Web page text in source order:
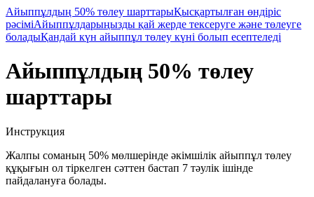
Айыппұлдың 50% төлеу шарттарыҚысқартылған өндіріс
рәсіміАйыппұлдарыңызды қай жерде тексеруге және төлеуге
боладыҚандай күн айыппұл төлеу күні болып есептеледі
Айыппұлдың 50% төлеу
шарттары
Инструкция
Жалпы соманың 50% мөлшерінде әкімшілік айыппұл төлеу
құқығын ол тіркелген сәттен бастап 7 тәулік ішінде
пайдалануға болады.